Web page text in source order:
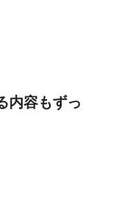
内容もずっ